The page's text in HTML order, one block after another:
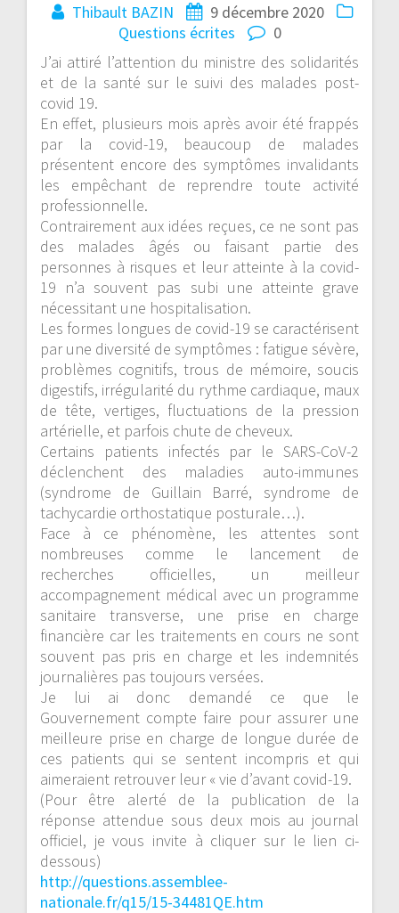
Thibault BAZIN
9 décembre 2020
Questions écrites
0
J’ai attiré l’attention du ministre des solidarités
et de la santé sur le suivi des malades post-
covid 19.
En effet, plusieurs mois après avoir été frappés
par la covid-19, beaucoup de malades
présentent encore des symptômes invalidants
les empêchant de reprendre toute activité
professionnelle.
Contrairement aux idées reçues, ce ne sont pas
des malades âgés ou faisant partie des
personnes à risques et leur atteinte à la covid-
19 n’a souvent pas subi une atteinte grave
nécessitant une hospitalisation.
Les formes longues de covid-19 se caractérisent
par une diversité de symptômes : fatigue sévère,
problèmes cognitifs, trous de mémoire, soucis
digestifs, irrégularité du rythme cardiaque, maux
de tête, vertiges, fluctuations de la pression
artérielle, et parfois chute de cheveux.
Certains patients infectés par le SARS-CoV-2
déclenchent des maladies auto-immunes
(syndrome de Guillain Barré, syndrome de
tachycardie orthostatique posturale…).
Face à ce phénomène, les attentes sont
nombreuses comme le lancement de
recherches officielles, un meilleur
accompagnement médical avec un programme
sanitaire transverse, une prise en charge
financière car les traitements en cours ne sont
souvent pas pris en charge et les indemnités
journalières pas toujours versées.
Je lui ai donc demandé ce que le
Gouvernement compte faire pour assurer une
meilleure prise en charge de longue durée de
ces patients qui se sentent incompris et qui
aimeraient retrouver leur « vie d’avant covid-19.
(Pour être alerté de la publication de la
réponse attendue sous deux mois au journal
officiel, je vous invite à cliquer sur le lien ci-
dessous)
http://questions.assemblee-
nationale.fr/q15/15-34481QE.htm